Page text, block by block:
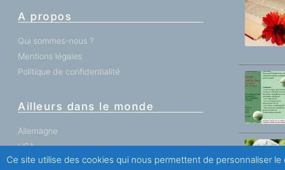
A propos
Qui sommes-nous ?
Mentions légales
Politique de confidentialité
Ailleurs dans le monde
Allemagne
USA
Ce site utilise des cookies qui nous permettent de personnaliser